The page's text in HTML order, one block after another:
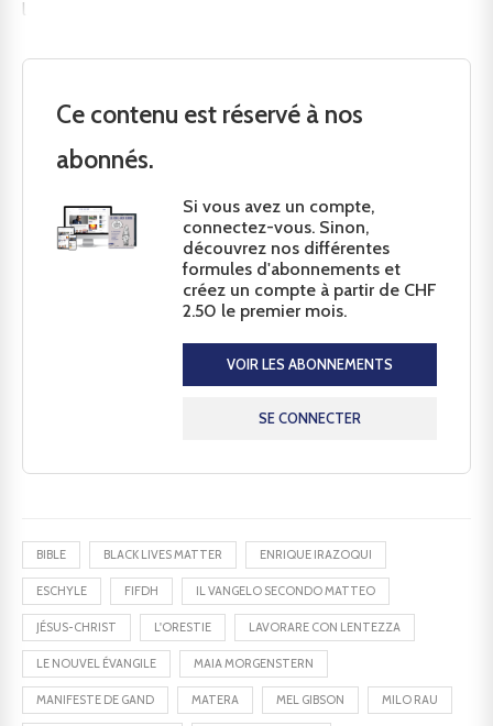
l
Ce contenu est réservé à nos
abonnés.
Si vous avez un compte,
connectez-vous. Sinon,
découvrez nos différentes
formules d'abonnements et
créez un compte à partir de CHF
2.50 le premier mois.
VOIR LES ABONNEMENTS
SE CONNECTER
BIBLE BLACK LIVES MATTER ENRIQUE IRAZOQUI
ESCHYLE FIFDH IL VANGELO SECONDO MATTEO
JÉSUS-CHRIST L'ORESTIE LAVORARE CON LENTEZZA
LE NOUVEL ÉVANGILE MAIA MORGENSTERN
MANIFESTE DE GAND MATERA MEL GIBSON MILO RAU